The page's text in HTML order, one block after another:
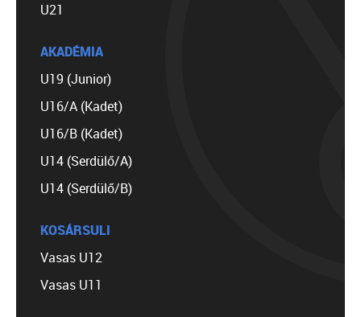
U21
AKADÉMIA
U19 (Junior)
U16/A (Kadet)
U16/B (Kadet)
U14 (Serdülő/A)
U14 (Serdülő/B)
KOSÁRSULI
Vasas U12
Vasas U11